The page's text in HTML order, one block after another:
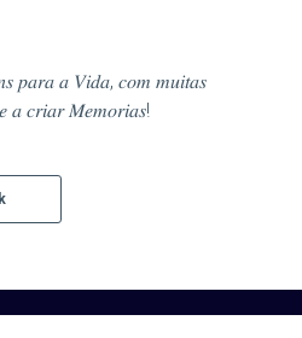
𝑝𝑎𝑟𝑎 𝑎 𝑉𝑖𝑑𝑎, 𝑐𝑜𝑚 𝑚𝑢𝑖𝑡𝑎𝑠
𝑎 𝑐𝑟𝑖𝑎𝑟 𝑀𝑒𝑚𝑜𝑟𝑖𝑎𝑠!